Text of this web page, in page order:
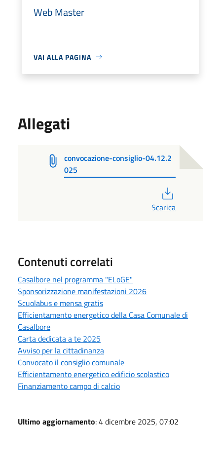
Web Master
VAI ALLA PAGINA
Allegati
convocazione-consiglio-04.12.2
025
Scarica
Contenuti correlati
Casalbore nel programma "ELoGE"
Sponsorizzazione manifestazioni 2026
Scuolabus e mensa gratis
Efficientamento energetico della Casa Comunale di
Casalbore
Carta dedicata a te 2025
Avviso per la cittadinanza
Convocato il consiglio comunale
Efficientamento energetico edificio scolastico
Finanziamento campo di calcio
Ultimo aggiornamento: 4 dicembre 2025, 07:02